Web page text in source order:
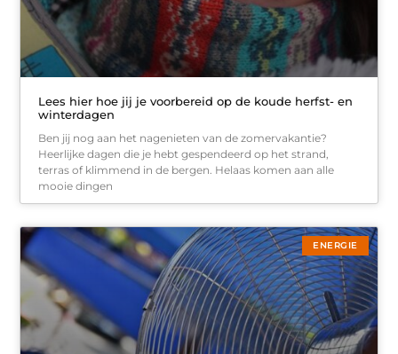
Lees hier hoe jij je voorbereid op de koude herfst- en
winterdagen
Ben jij nog aan het nagenieten van de zomervakantie?
Heerlijke dagen die je hebt gespendeerd op het strand,
terras of klimmend in de bergen. Helaas komen aan alle
mooie dingen
ENERGIE